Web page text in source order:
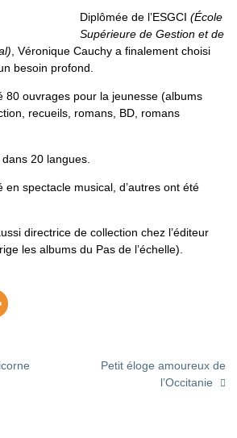
Diplômée de l’ESGCI (École
Supérieure de Gestion et de
, Véronique Cauchy a finalement choisi
besoin profond.
80 ouvrages pour la jeunesse (albums
recueils, romans, BD, romans
20 langues.
en spectacle musical, d’autres ont été
directrice de collection chez l’éditeur
les albums du Pas de l’échelle).
Petit éloge amoureux de
l’Occitanie